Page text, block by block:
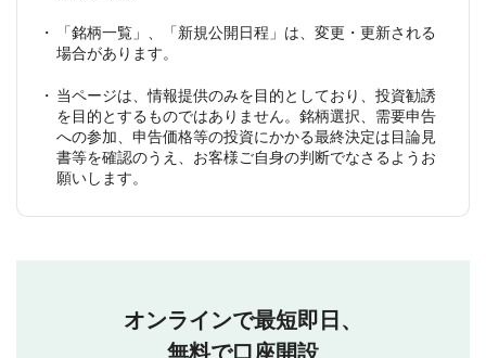
「銘柄一覧」、「新規公開日程」は、変更・更新される
場合があります。
当ページは、情報提供のみを目的としており、投資勧誘
を目的とするものではありません。銘柄選択、需要申告
への参加、申告価格等の投資にかかる最終決定は目論見
書等を確認のうえ、お客様ご自身の判断でなさるようお
願いします。
オンラインで最短即日、
無料で口座開設